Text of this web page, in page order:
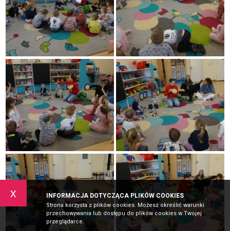
x INFORMACJA DOTYCZĄCA PLIKÓW COOKIES
Strona korzysta z plików cookies. Możesz określić warunki
przechowywania lub dostępu do plików cookies w Twojej
przeglądarce.